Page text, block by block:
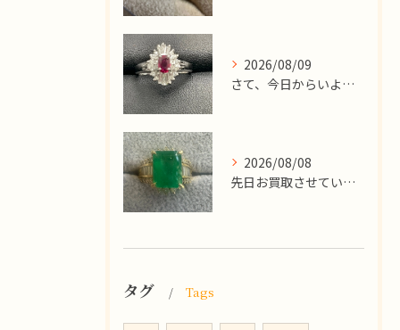
2026/08/09
​さて、今日からいよいよお盆休みが始まりますね！
2026/08/08
先日お買取させていただいた
タグ Tags